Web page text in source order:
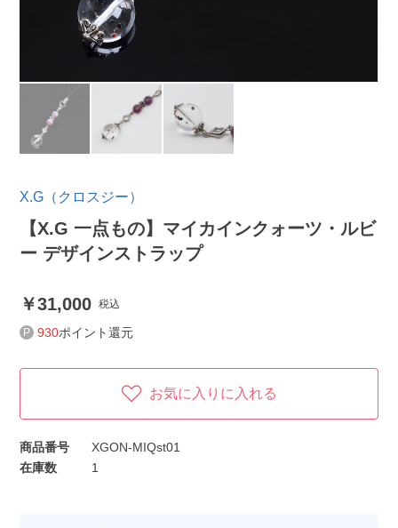
X.G（クロスジー）
【X.G 一点もの】マイカインクォーツ・ルビ
ー デザインストラップ
31,000 税込
930ポイント還元
お気に入りに入れる
商品番号
XGON-MIQst01
在庫数
1